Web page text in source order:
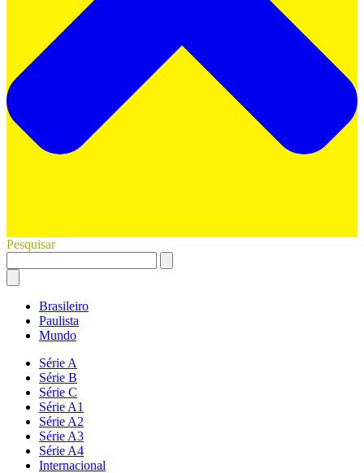
Pesquisar
Brasileiro
Paulista
Mundo
Série A
Série B
Série C
Série A1
Série A2
Série A3
Série A4
Internacional